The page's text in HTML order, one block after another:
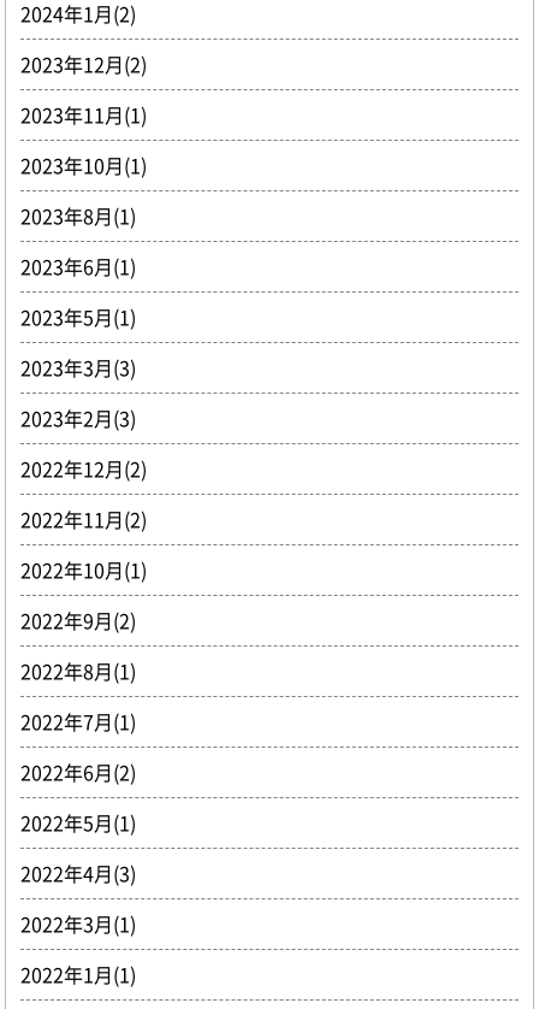
2024年1月(2)
2023年12月(2)
2023年11月(1)
2023年10月(1)
2023年8月(1)
2023年6月(1)
2023年5月(1)
2023年3月(3)
2023年2月(3)
2022年12月(2)
2022年11月(2)
2022年10月(1)
2022年9月(2)
2022年8月(1)
2022年7月(1)
2022年6月(2)
2022年5月(1)
2022年4月(3)
2022年3月(1)
2022年1月(1)